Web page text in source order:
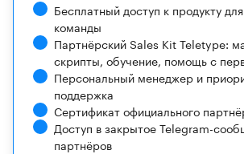
Бесплатный доступ к продукту
команды
Партнёрский Sales Kit Teletype:
скрипты, обучение, помощь с
Персональный менеджер и
поддержка
Сертификат официального
Доступ в закрытое Telegram-
партнёров